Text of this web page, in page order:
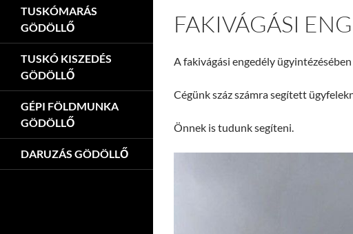
FAKIVÁGÁSI
A fakivágási engedély
Cégünk száz számra segített
Önnek is tudunk segíteni.
TUSKÓMARÁS
GÖDÖLLŐ
TUSKÓ KISZEDÉS
GÖDÖLLŐ
GÉPI FÖLDMUNKA
GÖDÖLLŐ
DARUZÁS GÖDÖLLŐ